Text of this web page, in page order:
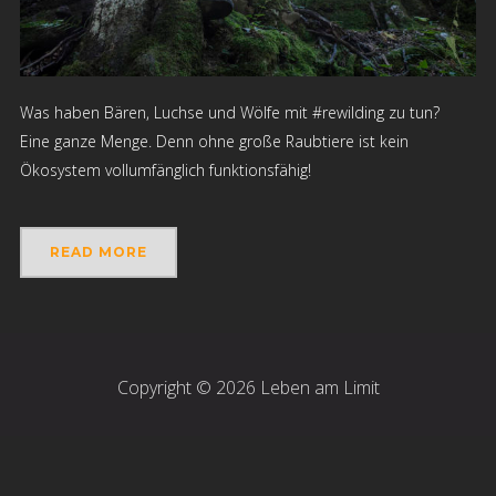
Was haben Bären, Luchse und Wölfe mit #rewilding zu tun?
Eine ganze Menge. Denn ohne große Raubtiere ist kein
Ökosystem vollumfänglich funktionsfähig!
READ MORE
Copyright © 2026 Leben am Limit